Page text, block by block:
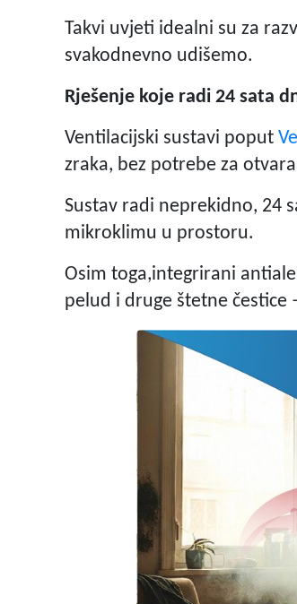
Takvi uvjeti idealni su za
svakodnevno udišemo.
Rješenje koje radi 24 sata
Ventilacijski sustavi poput
zraka, bez potrebe za
Sustav radi neprekidno, 24
mikroklimu u prostoru.
Osim toga,integrirani
pelud i druge štetne čestice